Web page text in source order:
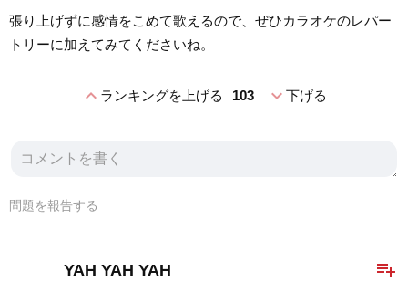
張り上げずに感情をこめて歌えるので、ぜひカラオケのレパー
トリーに加えてみてくださいね。
expand_lessランキングを上げる 103 expand_more下げる
問題を報告する
playlist_add
YAH YAH YAH